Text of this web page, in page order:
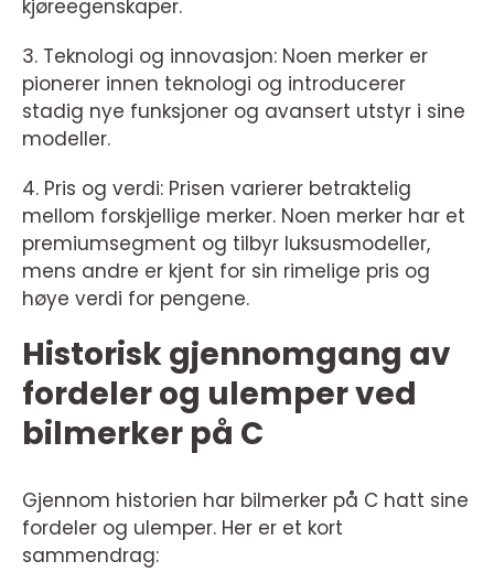
kjøreegenskaper.
3. Teknologi og innovasjon: Noen merker er
pionerer innen teknologi og introducerer
stadig nye funksjoner og avansert utstyr i sine
modeller.
4. Pris og verdi: Prisen varierer betraktelig
mellom forskjellige merker. Noen merker har et
premiumsegment og tilbyr luksusmodeller,
mens andre er kjent for sin rimelige pris og
høye verdi for pengene.
Historisk gjennomgang av
fordeler og ulemper ved
bilmerker på C
Gjennom historien har bilmerker på C hatt sine
fordeler og ulemper. Her er et kort
sammendrag: